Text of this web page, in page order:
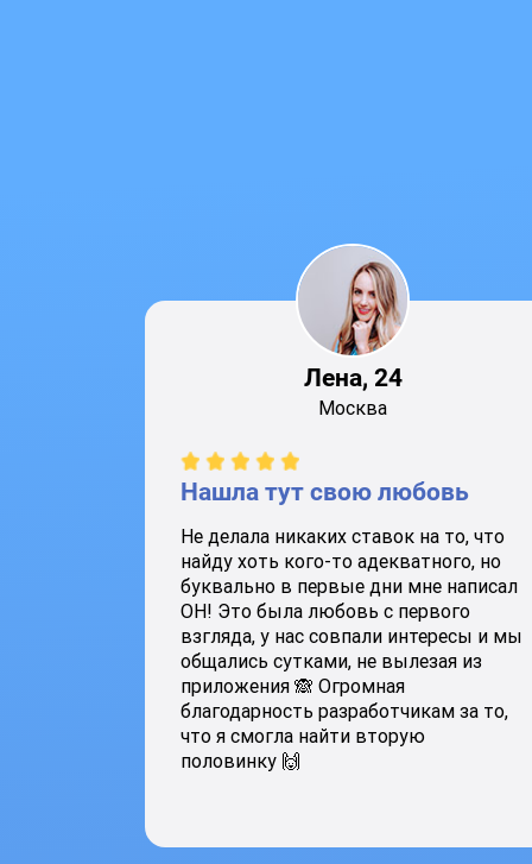
Лена, 24
Москва
Нашла тут свою любовь
Не делала никаких ставок на то, что
найду хоть кого-то адекватного, но
буквально в первые дни мне написал
ОН! Это была любовь с первого
взгляда, у нас совпали интересы и мы
общались сутками, не вылезая из
приложения 🙈 Огромная
благодарность разработчикам за то,
что я смогла найти вторую
половинку 🙌